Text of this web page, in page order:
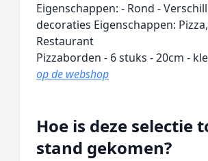
Eigenschappen: - Rond -
decoraties Eigenschappen:
Restaurant
Pizzaborden - 6 stuks - 20cm -
op de webshop
Hoe is deze selectie
stand gekomen?